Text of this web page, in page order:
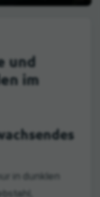
und
im
in dunklen